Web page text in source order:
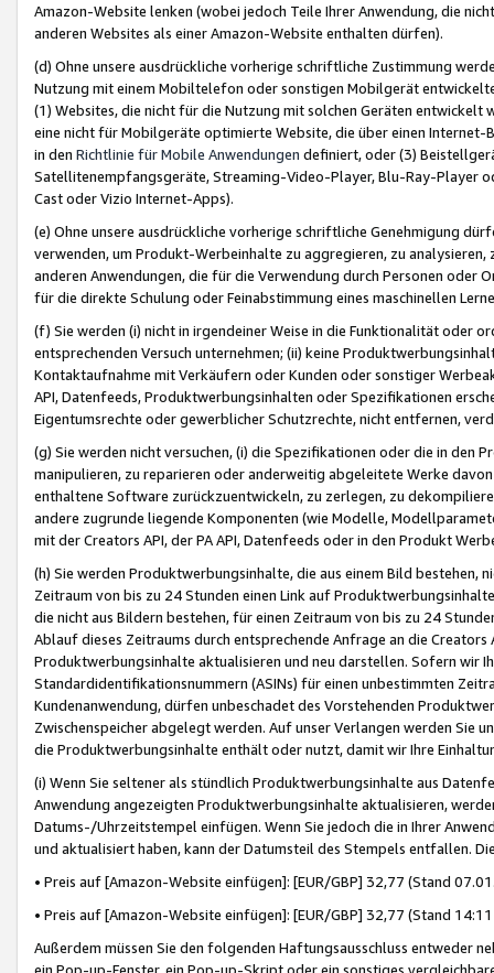
Amazon-Website lenken (wobei jedoch Teile Ihrer Anwendung, die
anderen Websites als einer Amazon-Website enthalten dürfen).
(d) Ohne unsere ausdrückliche vorherige schriftliche Zustimmung
Nutzung mit einem Mobiltelefon oder sonstigen Mobilgerät
(1) Websites, die nicht für die Nutzung mit solchen Geräten
eine nicht für Mobilgeräte optimierte Website, die über einen
in den Richtlinie für Mobile Anwendungen definiert, oder (3)
Satellitenempfangsgeräte, Streaming-Video-Player, Blu-Ray-Player
Cast oder Vizio Internet-Apps).
(e) Ohne unsere ausdrückliche vorherige schriftliche Genehmigung
verwenden, um Produkt-Werbeinhalte zu aggregieren, zu
anderen Anwendungen, die für die Verwendung durch Personen
für die direkte Schulung oder Feinabstimmung eines maschinellen
(f) Sie werden (i) nicht in irgendeiner Weise in die Funktionalität oder
entsprechenden Versuch unternehmen; (ii) keine
Kontaktaufnahme mit Verkäufern oder Kunden oder sonstiger
API, Datenfeeds, Produktwerbungsinhalten oder Spezifikationen
Eigentumsrechte oder gewerblicher Schutzrechte, nicht entfernen,
(g) Sie werden nicht versuchen, (i) die Spezifikationen oder die in
manipulieren, zu reparieren oder anderweitig abgeleitete Werke
enthaltene Software zurückzuentwickeln, zu zerlegen, zu
andere zugrunde liegende Komponenten (wie Modelle,
mit der Creators API, der PA API, Datenfeeds oder in den Produkt
(h) Sie werden Produktwerbungsinhalte, die aus einem Bild bestehen,
Zeitraum von bis zu 24 Stunden einen Link auf
die nicht aus Bildern bestehen, für einen Zeitraum von bis zu 24
Ablauf dieses Zeitraums durch entsprechende Anfrage an die
Produktwerbungsinhalte aktualisieren und neu darstellen. Sofern wir
Standardidentifikationsnummern (ASINs) für einen unbestimmten
Kundenanwendung, dürfen unbeschadet des Vorstehenden
Zwischenspeicher abgelegt werden. Auf unser Verlangen werden Sie
die Produktwerbungsinhalte enthält oder nutzt, damit wir Ihre
(i) Wenn Sie seltener als stündlich Produktwerbungsinhalte aus
Anwendung angezeigten Produktwerbungsinhalte aktualisieren,
Datums-/Uhrzeitstempel einfügen. Wenn Sie jedoch die in Ihrer
und aktualisiert haben, kann der Datumsteil des Stempels entfallen.
• Preis auf [Amazon-Website einfügen]: [EUR/GBP] 32,77 (Stand
• Preis auf [Amazon-Website einfügen]: [EUR/GBP] 32,77 (Stand
Außerdem müssen Sie den folgenden Haftungsausschluss entweder
ein Pop-up-Fenster, ein Pop-up-Skript oder ein sonstiges